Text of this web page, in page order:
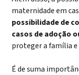
maternidade em
possibilidade de
casos de adoção
proteger a família
É de suma